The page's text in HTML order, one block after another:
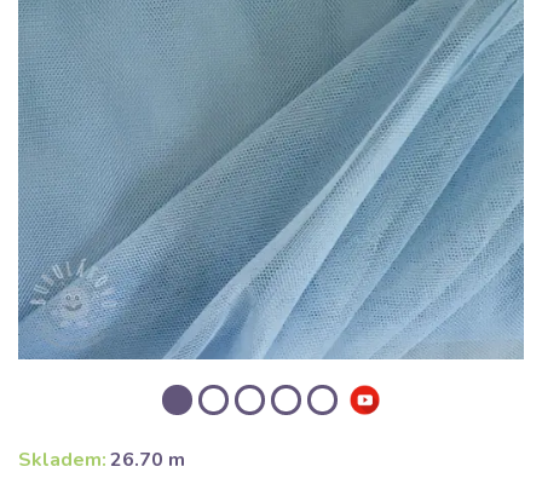
Skladem:26.70 m